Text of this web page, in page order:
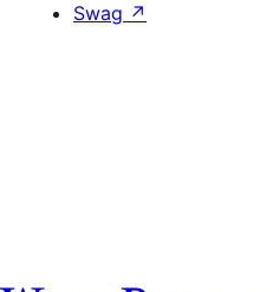
Swag ↗